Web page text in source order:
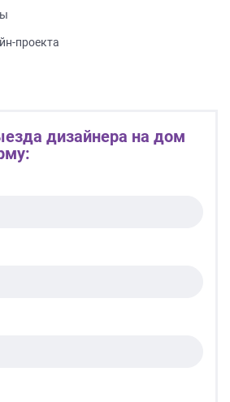
проекта
дизайнера на дом